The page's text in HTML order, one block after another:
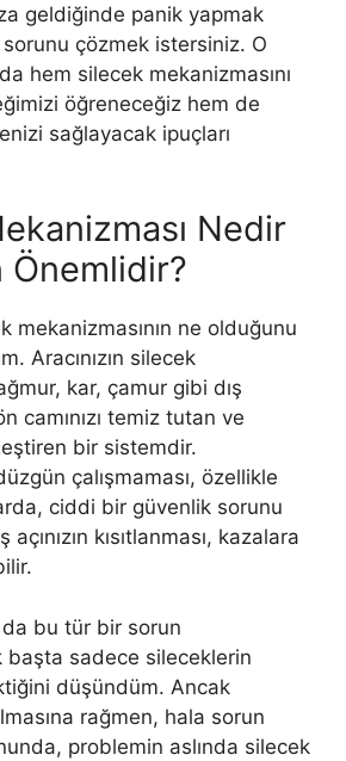
geldiğinde panik yapmak
çözmek istersiniz. O
hem silecek mekanizmasını
öğreneceğiz hem de
sağlayacak ipuçları
Nedir
Önemlidir?
mekanizmasının ne olduğunu
Aracınızın silecek
kar, çamur gibi dış
camınızı temiz tutan ve
bir sistemdir.
çalışmaması, özellikle
ciddi bir güvenlik sorunu
kısıtlanması, kazalara
da bu tür bir sorun
başta sadece sileceklerin
düşündüm. Ancak
rağmen, hala sorun
problemin aslında silecek